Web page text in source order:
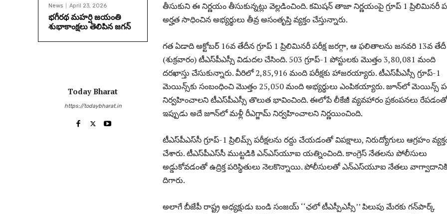
News April 23, 2026
భగీరథ మహర్షి జయంతి
శుభాకాంక్షలు తెలిపిన జగన్‌
Today Bharat
https://todaybharat.in
తీసుకుని ఈ నిర్ణయం తీసుకున్నట్లు వెల్లడించింది. కమిషన్‌ తాజా నిర్ణయంపై గ్రూప్‌ 1 ప్రిలిమినరీ
అర్హత సాధించిన అభ్యర్థులు తీవ్ర అసంతృప్తి వ్యక్తం చేస్తున్నారు.
గత ఏడాది అక్టోబర్‌ 16వ తేదీన గ్రూప్‌ 1 ప్రిలిమినరీ పరీక్ష జరగ్గా, ఆ ఫలితాలను జ‌న‌వ‌రి 13వ తేదీ
(శుక్ర‌వారం) టీఎస్‌పీఎస్సీ విడుద‌ల చేసింది. 503 గ్రూప్‌-1 పోస్టులకు మొత్తం 3,80,081 మంది
దరఖాస్తు చేసుకున్నారు. వీరిలో 2,85,916 మంది పరీక్షకు హాజరయ్యారు. టీఎస్‌పీఎస్సీ గ్రూప్‌-1
మెయిన్స్‌కు సంబంధించి మొత్తం 25,050 మంది అభ్యర్థులు ఎంపికయ్యారు. జూన్‌లో మెయిన్స్‌
నిర్వహించాలని టీఎస్‌పీఎస్సీ తొలుత భావించింది. ఈలోపే లీకేజీ వ్యవహారం ప్రకంపనలు
ఇప్పుడు అదే జూన్‌లో మళ్లీ రీఎగ్జామ్‌ నిర్వహించాలని నిర్ణయించింది.
టీఎస్‌పీఎస్‌సీ గ్రూప్‌-1 ప్రిలిమ్స్‌ పరీక్షలను రద్దు చేయడంతో విప‌క్షాలు, నిరుద్యోగులు ఆగ్ర‌హం
చేశారు. టీఎస్‌పీఎస్‌సీ ముట్టడికి ఎన్‌ఎస్‌యూఐ యత్నించింది. కాంగ్రెస్‌ నేతలను పోలీసులు
అడ్డుకోవడంతో ఉద్రిక్త పరిస్థితులు నెలకొన్నాయి. పోలీసులతో ఎన్‌ఎస్‌యూఐ నేతలు వాగ్వాదానికి
దిగారు.
అలాగే బీజేపీ రాష్ట్ర అధ్యక్షుడు బండి సంజయ్ ‘‘ఛలో టీఎస్పీఎస్సీ’’ పిలుపు మేరకు గన్‌పార్క్‌